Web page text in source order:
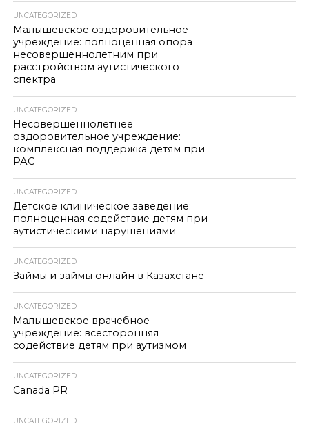
UNCATEGORIZED
Малышевское оздоровительное
учреждение: полноценная опора
несовершеннолетним при
расстройством аутистического
спектра
UNCATEGORIZED
Несовершеннолетнее
оздоровительное учреждение:
комплексная поддержка детям при
РАС
UNCATEGORIZED
Детское клиническое заведение:
полноценная содействие детям при
аутистическими нарушениями
UNCATEGORIZED
Займы и займы онлайн в Казахстане
UNCATEGORIZED
Малышевское врачебное
учреждение: всесторонняя
содействие детям при аутизмом
UNCATEGORIZED
Canada PR
UNCATEGORIZED